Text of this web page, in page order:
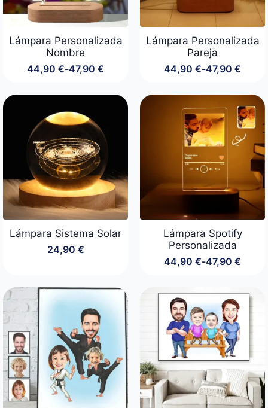
Lámpara Personalizada
Nombre
44,90 €-47,90 €
Rango
precios:
44,90 €
hasta
47,90 €
Lámpara Personalizada
Pareja
44,90 €-47,90 €
Rango
precios:
desde
44,90 €
hasta
47,90 €
Lámpara Sistema Solar
24,90 €
Lámpara Spotify
Personalizada
44,90 €-47,90 €
Rango
desde
44,90 €
hasta
47,90 €